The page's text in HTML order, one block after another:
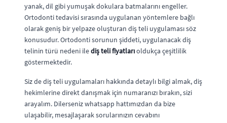
yanak, dil gibi yumuşak dokulara batmalarını engeller.
Ortodonti tedavisi sırasında uygulanan yöntemlere bağlı
olarak geniş bir yelpaze oluşturan diş teli uygulaması söz
konusudur. Ortodonti sorunun şiddeti, uygulanacak diş
telinin türü nedeni ilediş teli fiyatlarıoldukça çeşitlilik
göstermektedir.
Siz de diş teli uygulamaları hakkında detaylı bilgi almak, diş
hekimlerine direkt danışmak için numaranızı bırakın, sizi
arayalım. Dilerseniz whatsapp hattımızdan da bize
ulaşabilir, mesajlaşarak sorularınızın cevabını